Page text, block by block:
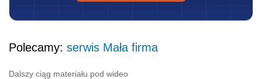
Polecamy: serwis Mała firma
Dalszy ciąg materiału pod wideo